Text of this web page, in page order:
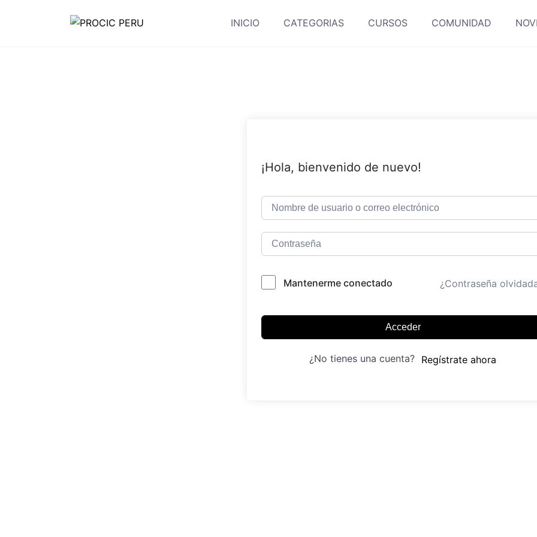
INICIO CATEGORIAS CURSOS COMUNIDAD
¡Hola, bienvenido de nuevo!
Mantenerme conectado ¿Contraseña
Acceder
¿No tienes una cuenta? Regístrate ahora